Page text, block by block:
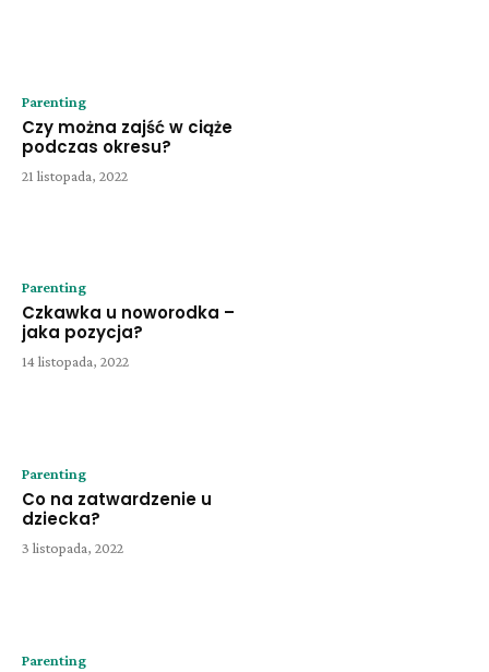
Parenting
Czy można zajść w ciąże
podczas okresu?
21 listopada, 2022
Parenting
Czkawka u noworodka –
jaka pozycja?
14 listopada, 2022
Parenting
Co na zatwardzenie u
dziecka?
3 listopada, 2022
Parenting